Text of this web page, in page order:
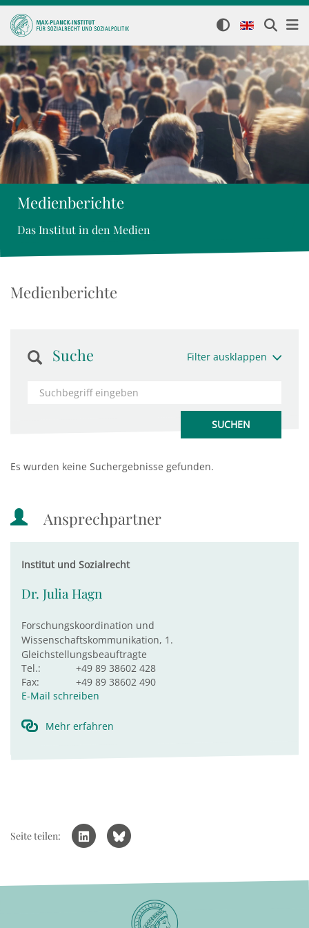
Medienberichte
Das Institut in den Medien
Medienberichte
Suche Filter ausklappen
Es wurden keine Suchergebnisse gefunden.
Ansprechpartner
Institut und Sozialrecht
Dr. Julia Hagn
Forschungskoordination und
Wissenschaftskommunikation, 1.
Gleichstellungsbeauftragte
Tel.:
+49 89 38602 428
Fax:
+49 89 38602 490
E-Mail schreiben
Mehr erfahren
Seite teilen: